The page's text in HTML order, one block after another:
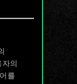
의
를